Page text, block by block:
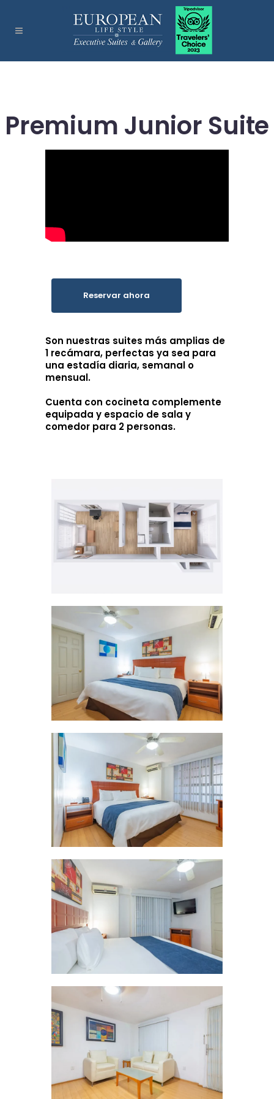
Premium Junior Suite
Reservar ahora
Son nuestras suites más amplias de
1 recámara, perfectas ya sea para
una estadía diaria, semanal o
mensual.
Cuenta con cocineta complemente
equipada y espacio de sala y
comedor para 2 personas.